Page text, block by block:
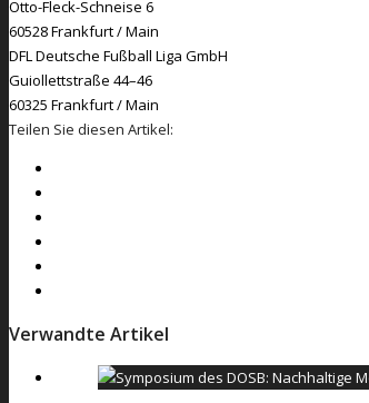
Otto-Fleck-Schneise 6
60528 Frankfurt / Main
DFL Deutsche Fußball Liga GmbH
Guiollettstraße 44–46
60325 Frankfurt / Main
Teilen Sie diesen Artikel:
Verwandte Artikel